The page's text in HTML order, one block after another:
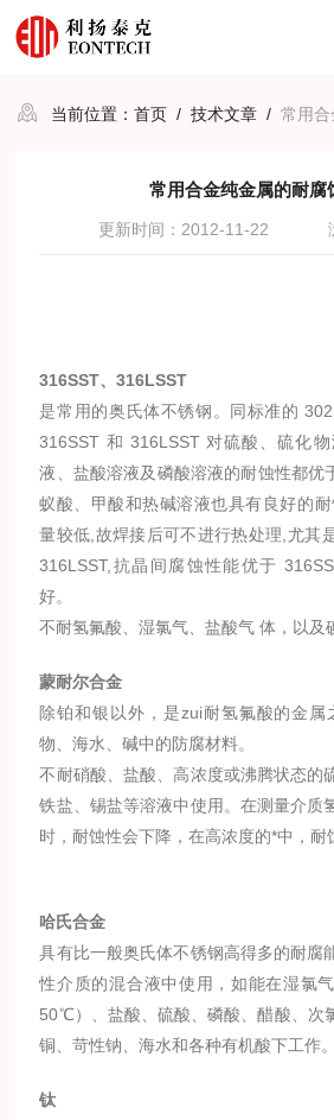
当前位置：首页 /技术文章 /常用
常用合金纯金属的耐腐
更新时间：2012-11-22
316SST、316LSST
是常用的奥氏体不锈钢。同标准的
316SST 和 316LSST 对硫酸、硫化
液、盐酸溶液及磷酸溶液的耐蚀性都优
蚁酸、甲酸和热碱溶液也具有良好的
量较低,故焊接后可不进行热处理,尤其
316LSST,抗晶间腐蚀性能优于
好。
不耐氢氟酸、湿氯气、盐酸气 体，以及
蒙耐尔合金
除铂和银以外，是zui耐氢氟酸的金
物、海水、碱中的防腐材料。
不耐硝酸、盐酸、高浓度或沸腾状态的
铁盐、锡盐等溶液中使用。在测量介质
时，耐蚀性会下降，在高浓度的*中，耐
哈氏合金
具有比一般奥氏体不锈钢高得多的耐腐
性介质的混合液中使用，如能在湿氯
50℃）、盐酸、硫酸、磷酸、醋酸、次
铜、苛性钠、海水和各种有机酸下工作。
钛